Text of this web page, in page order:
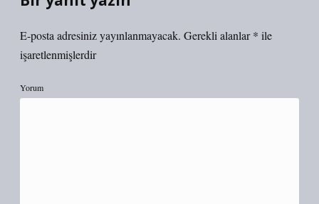
E-posta adresiniz yayınlanmayacak. Gerekli alanlar* ile
işaretlenmişlerdir
Yorum